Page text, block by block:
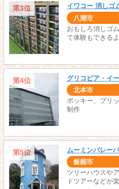
第3位 イワコー 消しゴ
八潮市
おもしろ消しゴ
て体験もできるよ
第4位 グリコピア・イ
北本市
ポッキー、プリ
制作
第5位 ムーミンバレー
飯能市
ツリーハウスや
ドツアーなどが